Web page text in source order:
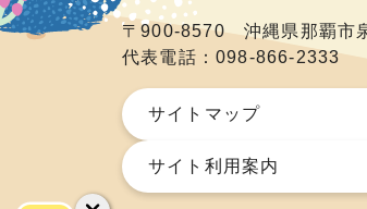
〒900-8570 沖縄県那覇市
代表電話：098-866-2333
サイトマップ
サイト利用案内